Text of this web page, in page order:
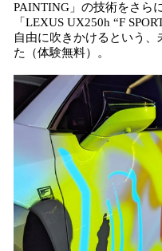
PAINTING」の技術をさら
「LEXUS UX250h “F
自由に吹きかけるという
た（体験無料）。